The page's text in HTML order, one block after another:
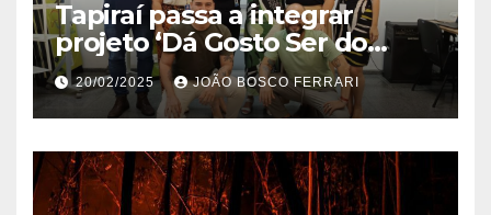
Tapiraí passa a integrar
projeto ‘Dá Gosto Ser do
Ribeira’ | ASN São Paulo
20/02/2025 JOÃO BOSCO FERRARI